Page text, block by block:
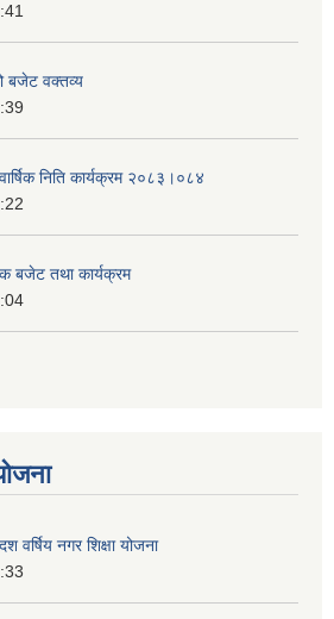
बजेट वक्तव्य
निति कार्यक्रम २०८३।०८४
बजेट तथा कार्यक्रम
वर्षिय नगर शिक्षा योजना